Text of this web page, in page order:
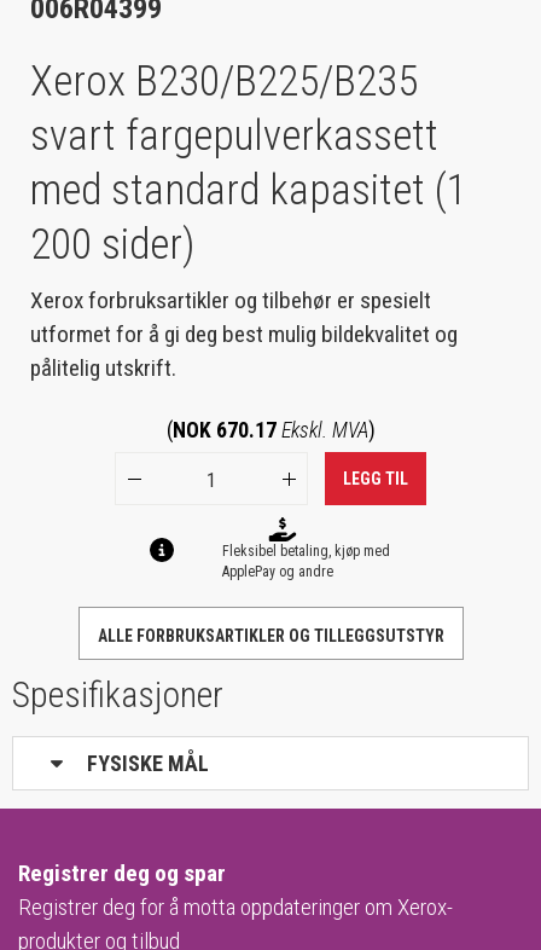
006R04399
Xerox B230/B225/B235
svart fargepulverkassett
med standard kapasitet (1
200 sider)
Xerox forbruksartikler og tilbehør er spesielt
utformet for å gi deg best mulig bildekvalitet og
pålitelig utskrift.
( NOK 670.17 Ekskl. MVA)
LEGG TIL
Fleksibel betaling, kjøp med
ApplePay og andre
ALLE FORBRUKSARTIKLER OG TILLEGGSUTSTYR
Spesifikasjoner
FYSISKE MÅL
Registrer deg og spar
Registrer deg for å motta oppdateringer om Xerox-
produkter og tilbud